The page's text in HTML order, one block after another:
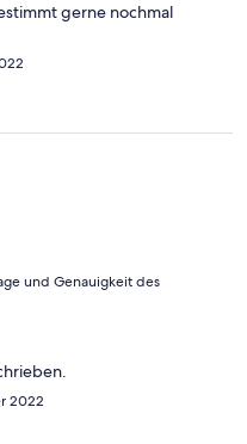
gerne nochmal
und Genauigkeit des
2022